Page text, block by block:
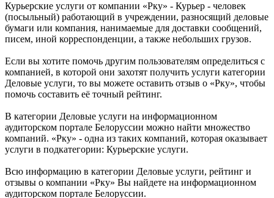
Курьерские услуги от компании «Рку» - Курьер - человек
(посыльный) работающий в учреждении, разносящий деловые
бумаги или компания, нанимаемые для доставки сообщений,
писем, иной корреспонденции, а также небольших грузов.
Если вы хотите помочь другим пользователям определиться с
компанией, в которой они захотят получить услуги категории
Деловые услуги, то вы можете оставить отзыв о «Рку», чтобы
помочь составить её точный рейтинг.
В категории Деловые услуги на информационном
аудиторском портале Белоруссии можно найти множество
компаний. «Рку» - одна из таких компаний, которая оказывает
услуги в подкатегории: Курьерские услуги.
Всю информацию в категории Деловые услуги, рейтинг и
отзывы о компании «Рку» Вы найдете на информационном
аудиторском портале Белоруссии.